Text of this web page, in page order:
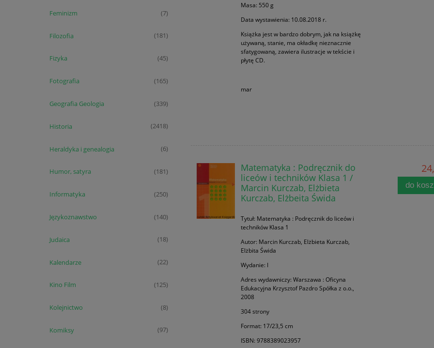
Feminizm (7)
Filozofia (181)
Fizyka (45)
Fotografia (165)
Geografia Geologia (339)
Historia (2418)
Heraldyka i genealogia (6)
Humor, satyra (181)
Informatyka (250)
Językoznawstwo (140)
Judaica (18)
Kalendarze (22)
Kino Film (125)
Kolejnictwo (8)
Komiksy (97)
Masa: 550 g
Data wystawienia: 10.08.2018 r.
Książka jest w bardzo dobrym, jak na książkę
używaną, stanie, ma okładkę nieznacznie
sfatygowaną, zawiera ilustracje w tekście i
płytę CD.
mar
Matematyka : Podręcznik do
liceów i techników Klasa 1 /
Marcin Kurczab, Elżbieta
Kurczab, Elżbeita Świda
Tytuł: Matematyka : Podręcznik do liceów i
techników Klasa 1
Autor: Marcin Kurczab, Elżbieta Kurczab,
Elżbita Świda
Wydanie: I
Adres wydawniczy: Warszawa : Oficyna
Edukacyjna Krzysztof Pazdro Spółka z o.o.,
2008
304 strony
Format: 17/23,5 cm
ISBN: 9788389023957
do